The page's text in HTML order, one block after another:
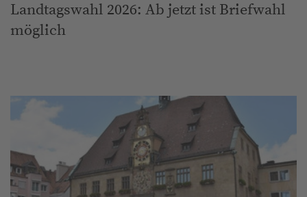
Landtagswahl 2026: Ab jetzt ist Briefwahl
möglich